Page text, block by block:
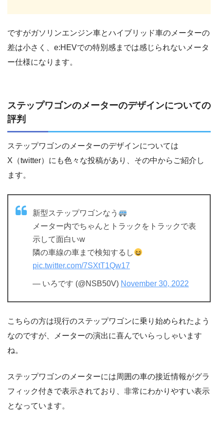
ですがガソリンエンジン車とハイブリッド車のメーターの
差は小さく、e:HEVでの特別感までは感じられないメータ
ー仕様になります。
ステップワゴンのメーターのデザインについての
評判
ステップワゴンのメーターのデザインについては
X（twitter）にも色々な投稿があり、その中からご紹介し
ます。
新型ステップワゴンなう
メーター内でちゃんとトラックをトラックで表
示して面白いw
隣の車線の車まで検知するし
pic.twitter.com/7SXtT1Qw17
— いろです (@NSB50V) November 30, 2022
こちらの方は現行のステップワゴンに乗り始められたよう
なのですが、メーターの演出に喜んでいらっしゃいます
ね。
ステップワゴンのメーターには周囲の車の接近情報がグラ
フィック付きで表示されており、非常にわかりやすい表示
となっています。